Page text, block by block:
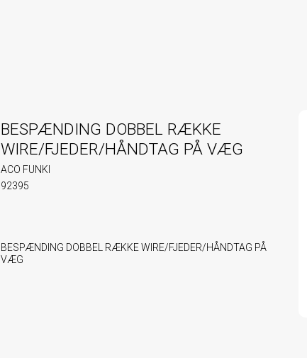
BESPÆNDING DOBBEL RÆKKE
WIRE/FJEDER/HÅNDTAG PÅ VÆG
ACO FUNKI
92395
BESPÆNDING DOBBEL RÆKKE WIRE/FJEDER/HÅNDTAG PÅ
VÆG